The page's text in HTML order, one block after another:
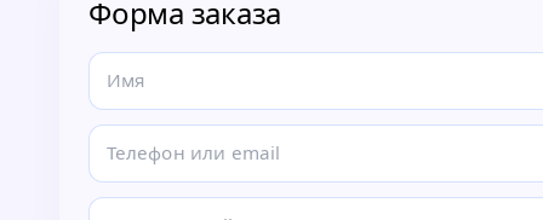
Форма заказа